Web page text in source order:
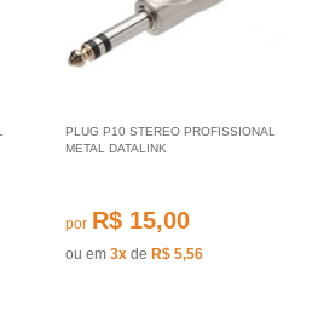
PLUG P10 STEREO PROFISSIONAL
METAL DATALINK
por R$ 15,00
ou em 3x de R$ 5,56